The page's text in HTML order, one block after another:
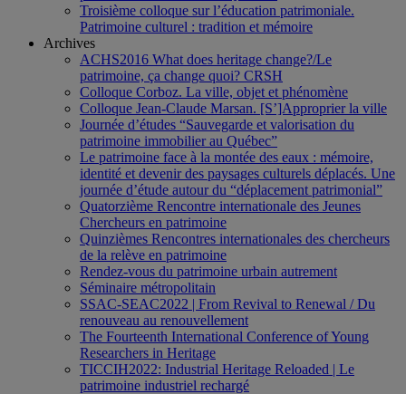
Troisième colloque sur l’éducation patrimoniale.
Patrimoine culturel : tradition et mémoire
Archives
ACHS2016 What does heritage change?/Le
patrimoine, ça change quoi? CRSH
Colloque Corboz. La ville, objet et phénomène
Colloque Jean-Claude Marsan. [S’]Approprier la ville
Journée d’études “Sauvegarde et valorisation du
patrimoine immobilier au Québec”
Le patrimoine face à la montée des eaux : mémoire,
identité et devenir des paysages culturels déplacés. Une
journée d’étude autour du “déplacement patrimonial”
Quatorzième Rencontre internationale des Jeunes
Chercheurs en patrimoine
Quinzièmes Rencontres internationales des chercheurs
de la relève en patrimoine
Rendez-vous du patrimoine urbain autrement
Séminaire métropolitain
SSAC-SEAC2022 | From Revival to Renewal / Du
renouveau au renouvellement
The Fourteenth International Conference of Young
Researchers in Heritage
TICCIH2022: Industrial Heritage Reloaded | Le
patrimoine industriel rechargé